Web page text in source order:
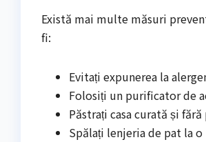
Există mai multe măsuri
fi:
Evitați expunerea la
Folosiți un purificator de
Păstrați casa curată și fără
Spălați lenjeria de pat la o